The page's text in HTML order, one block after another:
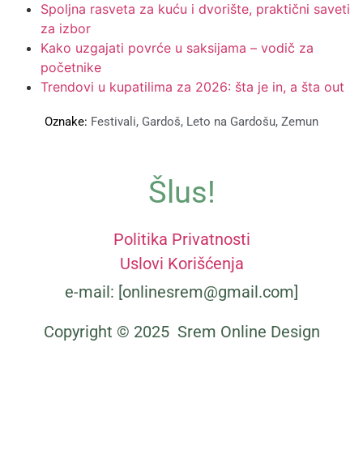
Spoljna rasveta za kuću i dvorište, praktični saveti
za izbor
Kako uzgajati povrće u saksijama – vodič za
početnike
Trendovi u kupatilima za 2026: šta je in, a šta out
Festivali, Gardoš, Leto na Gardošu, Zemun
Oznake:
Politika Privatnosti
Uslovi Korišćenja
e-mail: [onlinesrem@gmail.com]
Copyright © 2025 Srem Online Design
Šlus!